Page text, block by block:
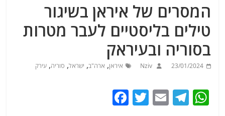
המסרים של איראן בשיגור
טילים בליסטיים לעבר מטרות
בסוריה ובעיראק
23/01/2024
Nziv איראן, ארה"ב, ישראל, סוריה,עירק
W
T
E
T